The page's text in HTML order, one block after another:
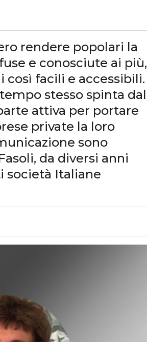
rendere popolari la
e conosciute ai più,
così facili e accessibili.
stesso spinta dal
attiva per portare
private la loro
sono
da diversi anni
Italiane